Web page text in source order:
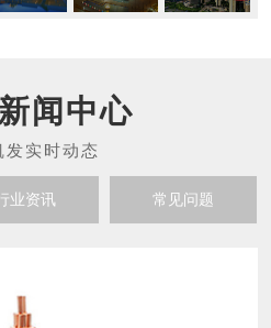
新闻中心
业资讯 常见问题